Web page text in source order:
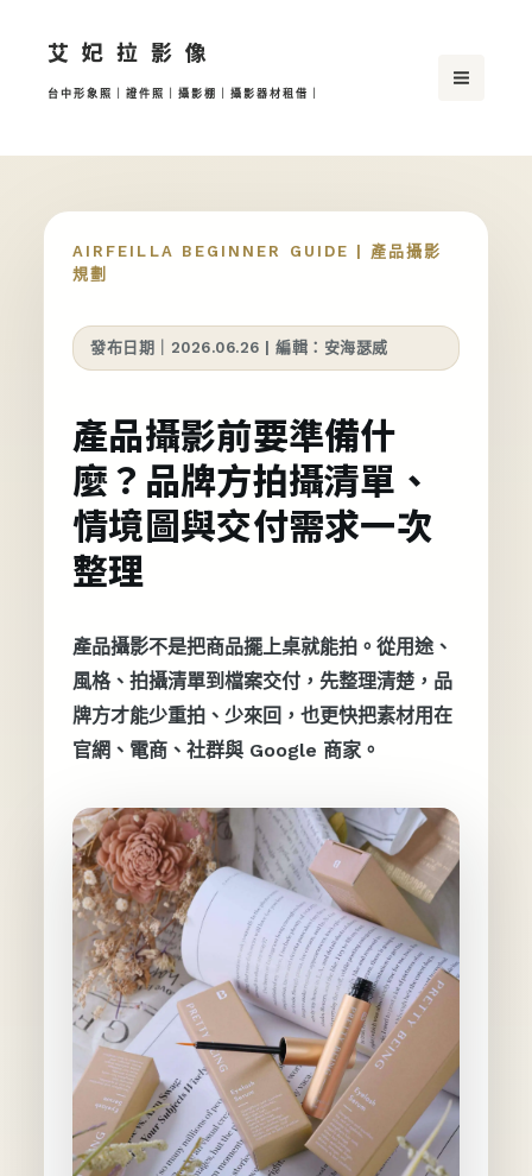
內
艾妃拉影像
台中形象照｜證件照｜攝影棚｜攝影器材租借｜
AIRFEILLA BEGINNER GUIDE | 產品攝影
規劃
發布日期｜2026.06.26 | 編輯：安海瑟威
產品攝影前要準備什
麼？品牌方拍攝清單、
情境圖與交付需求一次
整理
產品攝影不是把商品擺上桌就能拍。從用途、
風格、拍攝清單到檔案交付，先整理清楚，品
牌方才能少重拍、少來回，也更快把素材用在
官網、電商、社群與 Google 商家。